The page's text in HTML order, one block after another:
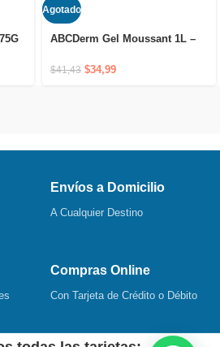
Agotado
ABCDerm Gel Moussant 1L –
jabón que respeta la piel de
$41,43 $34,99
Envíos a Domicilio
A Cualquier Destino
Compras Online
Con Tarjeta de Crédito o Débito